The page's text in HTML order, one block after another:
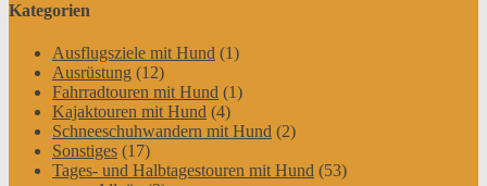
Kategorien
Ausflugsziele mit Hund (1)
Ausrüstung (12)
Fahrradtouren mit Hund (1)
Kajaktouren mit Hund (4)
Schneeschuhwandern mit Hund (2)
Sonstiges (17)
Tages- und Halbtagestouren mit Hund (53)